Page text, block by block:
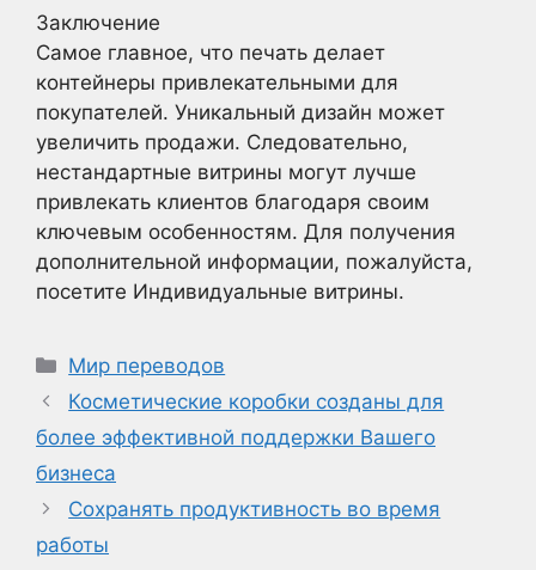
Заключение
Самое главное, что печать делает
контейнеры привлекательными для
покупателей. Уникальный дизайн может
увеличить продажи. Следовательно,
нестандартные витрины могут лучше
привлекать клиентов благодаря своим
ключевым особенностям. Для получения
дополнительной информации, пожалуйста,
посетите Индивидуальные витрины.
Рубрики
Мир переводов
Косметические коробки созданы для
более эффективной поддержки Вашего
бизнеса
Сохранять продуктивность во время
работы